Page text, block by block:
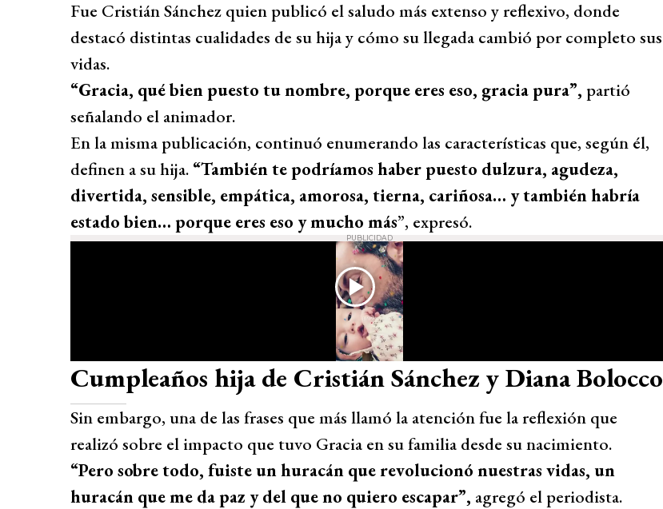
Fue Cristián Sánchez quien publicó el saludo más extenso y reflexivo, donde
destacó distintas cualidades de su hija y cómo su llegada cambió por completo sus
vidas.
“Gracia, qué bien puesto tu nombre, porque eres eso, gracia pura”, partió
señalando el animador.
En la misma publicación, continuó enumerando las características que, según él,
definen a su hija. “También te podríamos haber puesto dulzura, agudeza,
divertida, sensible, empática, amorosa, tierna, cariñosa… y también habría
estado bien… porque eres eso y mucho más”, expresó.
PUBLICIDAD
Cumpleaños hija de Cristián Sánchez y Diana Bolocco
Sin embargo, una de las frases que más llamó la atención fue la reflexión que
realizó sobre el impacto que tuvo Gracia en su familia desde su nacimiento.
“Pero sobre todo, fuiste un huracán que revolucionó nuestras vidas, un
huracán que me da paz y del que no quiero escapar”, agregó el periodista.